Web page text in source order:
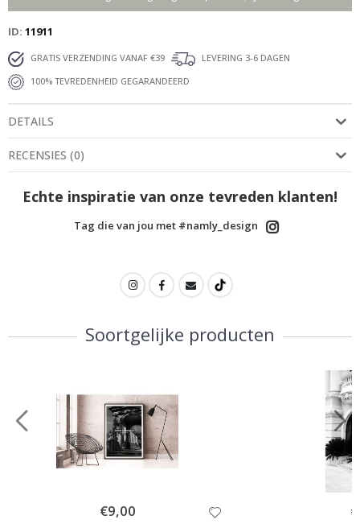
ID 11911
GRATIS VERZENDING VANAF €39
LEVERING 3-6 DAGEN
100% TEVREDENHEID GEGARANDEERD
DETAILS
RECENSIES (0)
Echte inspiratie van onze tevreden klanten!
Tag die van jou met #namly_design
Soortgelijke producten
Special
Price
€9,00